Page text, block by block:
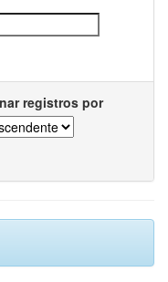
registros por